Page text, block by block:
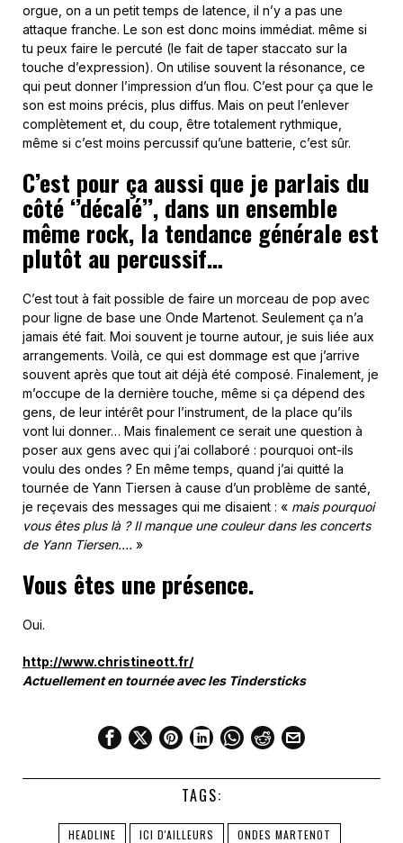
orgue, on a un petit temps de latence, il n’y a pas une
attaque franche. Le son est donc moins immédiat. même si
tu peux faire le percuté (le fait de taper staccato sur la
touche d’expression). On utilise souvent la résonance, ce
qui peut donner l’impression d’un flou. C’est pour ça que le
son est moins précis, plus diffus. Mais on peut l’enlever
complètement et, du coup, être totalement rythmique,
même si c’est moins percussif qu’une batterie, c’est sûr.
C’est pour ça aussi que je parlais du
côté ‘’décalé’’, dans un ensemble
même rock, la tendance générale est
plutôt au percussif…
C’est tout à fait possible de faire un morceau de pop avec
pour ligne de base une Onde Martenot. Seulement ça n’a
jamais été fait. Moi souvent je tourne autour, je suis liée aux
arrangements. Voilà, ce qui est dommage est que j’arrive
souvent après que tout ait déjà été composé. Finalement, je
m’occupe de la dernière touche, même si ça dépend des
gens, de leur intérêt pour l’instrument, de la place qu’ils
vont lui donner… Mais finalement ce serait une question à
poser aux gens avec qui j’ai collaboré : pourquoi ont-ils
voulu des ondes ? En même temps, quand j’ai quitté la
tournée de Yann Tiersen à cause d’un problème de santé,
je reçevais des messages qui me disaient : « mais pourquoi
vous êtes plus là ? Il manque une couleur dans les concerts
de Yann Tiersen…. »
Vous êtes une présence.
Oui.
http://www.christineott.fr/
Actuellement en tournée avec les Tindersticks
TAGS:
HEADLINE ICI D'AILLEURS
ONDES MARTENOT